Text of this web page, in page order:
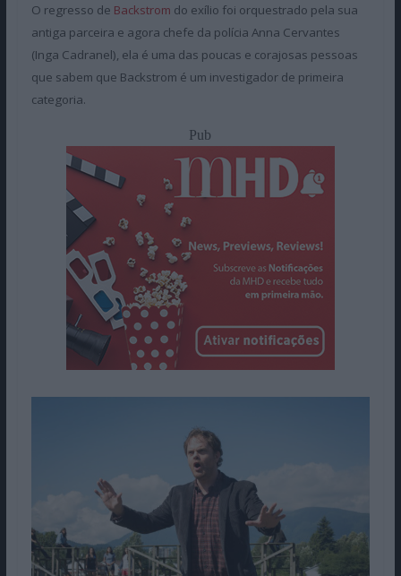
O regresso de Backstrom do exílio foi orquestrado pela sua
antiga parceira e agora chefe da polícia Anna Cervantes
(Inga Cadranel), ela é uma das poucas e corajosas pessoas
que sabem que Backstrom é um investigador de primeira
categoria.
Pub